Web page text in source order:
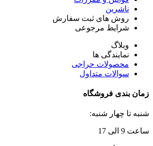
ناشرین
روش های ثبت سفارش
شرایط مرجوعی
وبلاگ
نمایندگی ها
محصولات حراجی
سوالات متداول
زمان بندی فروشگاه
شنبه تا چهار شنبه:
ساعت 9 الی 17